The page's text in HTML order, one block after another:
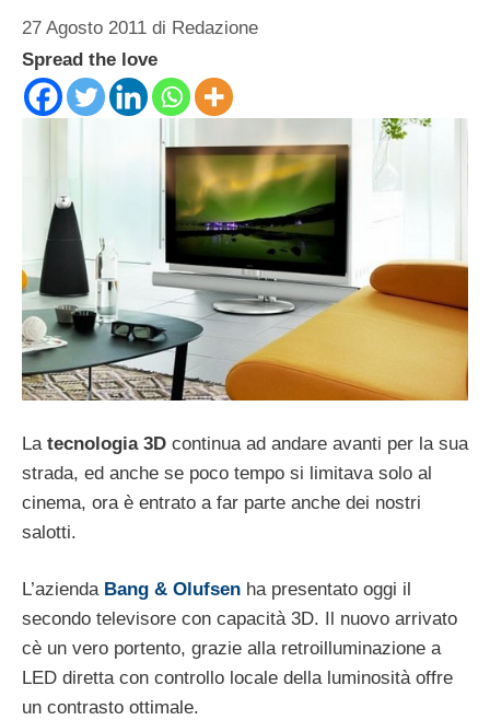
27 Agosto 2011 di Redazione
Spread the love
La tecnologia 3D continua ad andare avanti per la sua
strada, ed anche se poco tempo si limitava solo al
cinema, ora è entrato a far parte anche dei nostri
salotti.
L’azienda Bang & Olufsen ha presentato oggi il
secondo televisore con capacità 3D. Il nuovo arrivato
cè un vero portento, grazie alla retroilluminazione a
LED diretta con controllo locale della luminosità offre
un contrasto ottimale.